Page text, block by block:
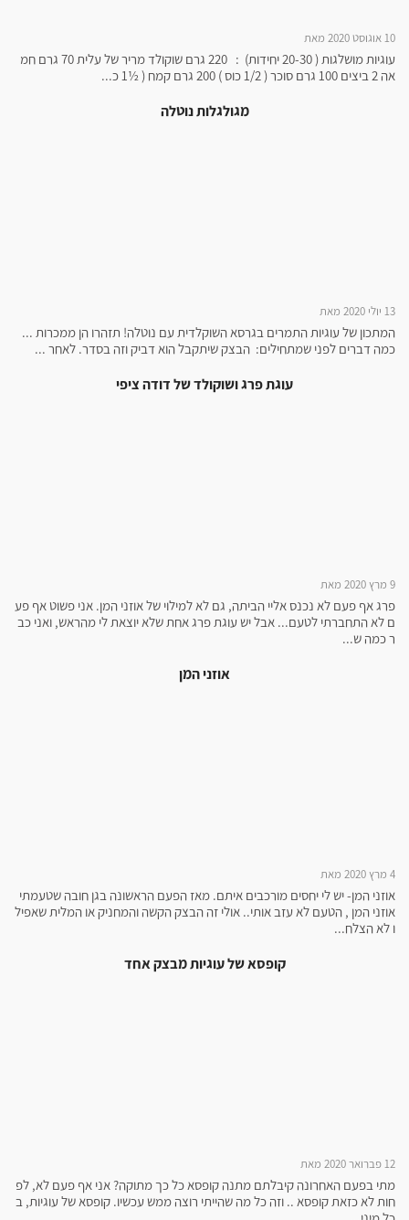
10 אוגוסט 2020 מאת
עוגיות מושלגות ( 20-30 יחידות) : 220 גרם שוקולד מריר של עלית 70 גרם חמ
אה 2 ביצים 100 גרם סוכר ( 1/2 כוס ) 200 גרם קמח ( ½1 כ...
מגולגלות נוטלה
13 יולי 2020 מאת
המתכון של עוגיות התמרים בגרסא השוקלדית עם נוטלה! תזהרו הן ממכרות ...
כמה דברים לפני שמתחילים: הבצק שיתקבל הוא דביק וזה בסדר. לאחר ...
עוגת פרג ושוקולד של דודה ציפי
9 מרץ 2020 מאת
פרג אף פעם לא נכנס אליי הביתה, גם לא למילוי של אוזני המן. אני פשוט אף פע
ם לא התחברתי לטעם... אבל יש עוגת פרג אחת שלא יוצאת לי מהראש, ואני כב
ר כמה ש...
אוזני המן
4 מרץ 2020 מאת
אוזני המן- יש לי יחסים מורכבים איתם. מאז הפעם הראשונה בגן חובה שטעמתי
אוזני המן , הטעם לא עזב אותי.. אולי זה הבצק הקשה והמחניק או המלית שאפיל
ו לא הצלח...
קופסא של עוגיות מבצק אחד
12 פברואר 2020 מאת
מתי בפעם האחרונה קיבלתם מתנה קופסא כל כך מתוקה? אני אף פעם לא, לפ
חות לא כזאת קופסא .. וזה כל מה שהייתי רוצה ממש עכשיו. קופסא של עוגיות, ב